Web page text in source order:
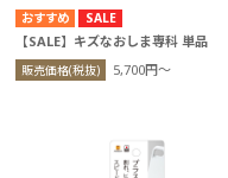
SALE
【SALE】キズなおしま専科 単品
販売価格(税抜) 5,700円〜